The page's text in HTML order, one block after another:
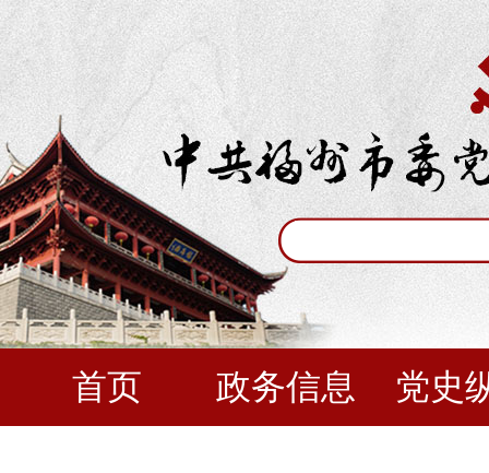
首页 政务信息 党史